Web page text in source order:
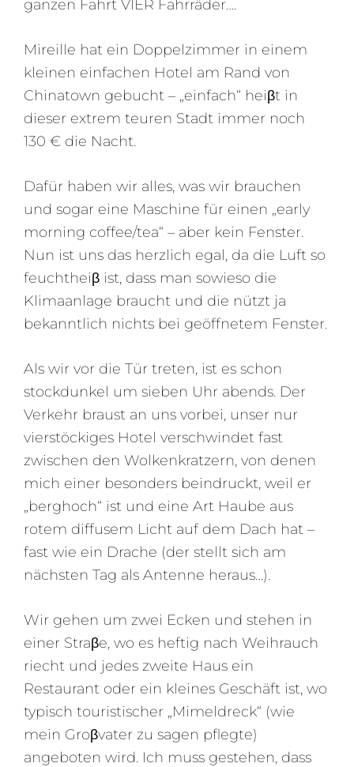
ganzen Fahrt VIER Fahrräder….
Mireille hat ein Doppelzimmer in einem
kleinen einfachen Hotel am Rand von
Chinatown gebucht – „einfach“ heiβt in
dieser extrem teuren Stadt immer noch
130 € die Nacht.
Dafür haben wir alles, was wir brauchen
und sogar eine Maschine für einen „early
morning coffee/tea“ – aber kein Fenster.
Nun ist uns das herzlich egal, da die Luft so
feuchtheiβ ist, dass man sowieso die
Klimaanlage braucht und die nützt ja
bekanntlich nichts bei geöffnetem Fenster.
Als wir vor die Tür treten, ist es schon
stockdunkel um sieben Uhr abends. Der
Verkehr braust an uns vorbei, unser nur
vierstöckiges Hotel verschwindet fast
zwischen den Wolkenkratzern, von denen
mich einer besonders beindruckt, weil er
„berghoch“ ist und eine Art Haube aus
rotem diffusem Licht auf dem Dach hat –
fast wie ein Drache (der stellt sich am
nächsten Tag als Antenne heraus…).
Wir gehen um zwei Ecken und stehen in
einer Straβe, wo es heftig nach Weihrauch
riecht und jedes zweite Haus ein
Restaurant oder ein kleines Geschäft ist, wo
typisch touristischer „Mimeldreck“ (wie
mein Groβvater zu sagen pflegte)
angeboten wird. Ich muss gestehen, dass